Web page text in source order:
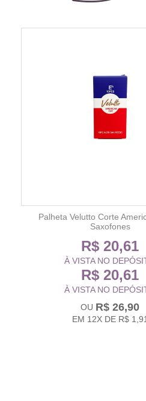
Palheta Velutto Corte
Saxofones
R$ 20,61
À VISTA NO
R$ 20,61
À VISTA NO
R$ 26,90
EM 12XDE R$ 1,91